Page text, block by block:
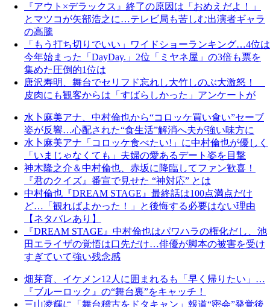
『アウト×デラックス』終了の原因は「おめえだよ！」
とマツコが矢部浩之に…テレビ局も苦しむ出演者ギャラ
の高騰
「もう打ち切りでいい」ワイドショーランキング…4位は
今年始まった「DayDay.」2位「ミヤネ屋」の3倍も票を
集めた圧倒的1位は
唐沢寿明、舞台でセリフド忘れし大竹しのぶ大激怒！
皮肉にも観客からは「すばらしかった」アンケートが
水卜麻美アナ、中村倫也から“コロッケ買い食い”セーブ
姿が反響…心配された“食生活”解消へ夫が強い味方に
水卜麻美アナ「コロッケ食べたい!」に中村倫也が優しく
「いまじゃなくても」夫婦の愛あるデート姿を目撃
神木隆之介＆中村倫也、赤坂に降臨してファン歓喜！
『君のクイズ』番宣で見せた “神対応” とは
中村倫也『DREAM STAGE』最終話は100点満点だけ
ど…「観ればよかった！」と後悔する必要はない理由
【ネタバレあり】
『DREAM STAGE』中村倫也はパワハラの権化だし、池
田エライザの覚悟は口先だけ…俳優が脚本の被害を受け
すぎていて強い残念感
畑芽育、イケメン12人に囲まれるも「早く帰りたい」…
『ブルーロック』の“舞台裏”をキャッチ！
三山凌輝に「舞台稽古をドタキャン」報道“密会”発覚後